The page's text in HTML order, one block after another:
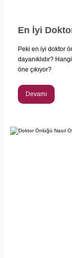
En İyi
Peki en iyi doktor
dayanıklıdır?
öne çıkıyor?
Devamı